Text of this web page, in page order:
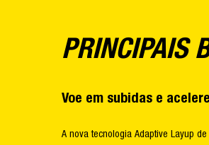
PRINCIPAIS
Voe em subidas e
A nova tecnologia Adaptive Layup